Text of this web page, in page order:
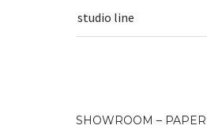
studio line
SHOWROOM –